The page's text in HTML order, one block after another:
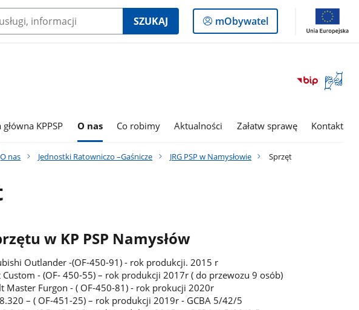
SZUKAJ
Logowanie
do
mObywatel
Otwórz
okno
języka
KPPSP O nas Co robimy Aktualności Załatw sprawę Kontakt
O nas Jednostki Ratowniczo –Gaśnicze JRG PSP w Namysłowie Sprzęt
w KP PSP Namysłów
Outlander -(OF-450-91) - rok produkcji. 2015 r
- (OF- 450-55) – rok produkcji 2017r ( do przewozu 9 osób)
Master Furgon - ( OF-450-81) - rok prokucji 2020r
– ( OF-451-25) – rok produkcji 2019r - GCBA 5/42/5